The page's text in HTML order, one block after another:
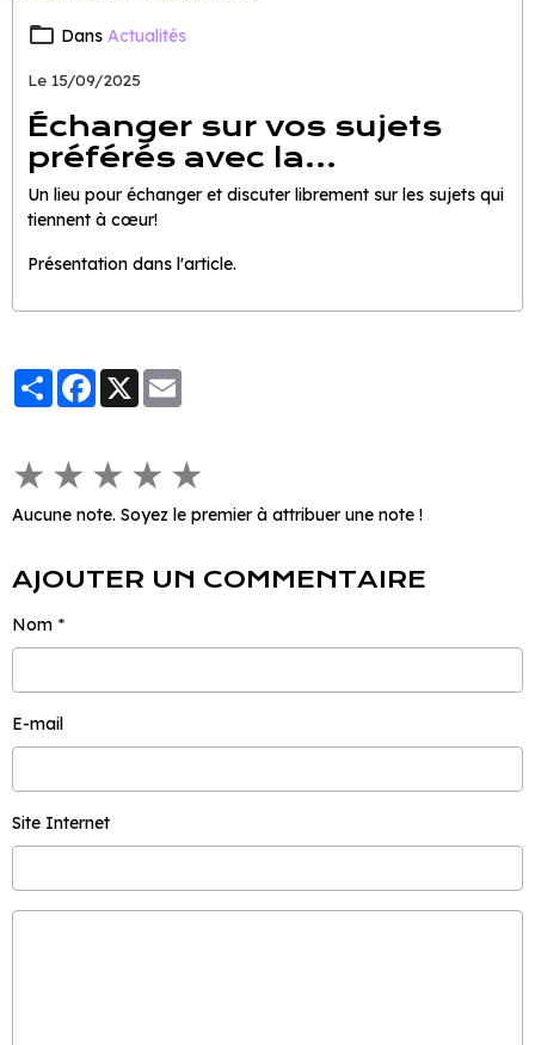
Dans Actualités
Le 15/09/2025
Échanger sur vos sujets
préférés avec la
communauté !
Un lieu pour échanger et discuter librement sur les sujets qui
tiennent à cœur!
Présentation dans l'article.
PartagerFacebook
X
★ ★ ★ ★ ★
Aucune note. Soyez le premier à attribuer une note !
AJOUTER UN COMMENTAIRE
Nom
E-mail
Site Internet